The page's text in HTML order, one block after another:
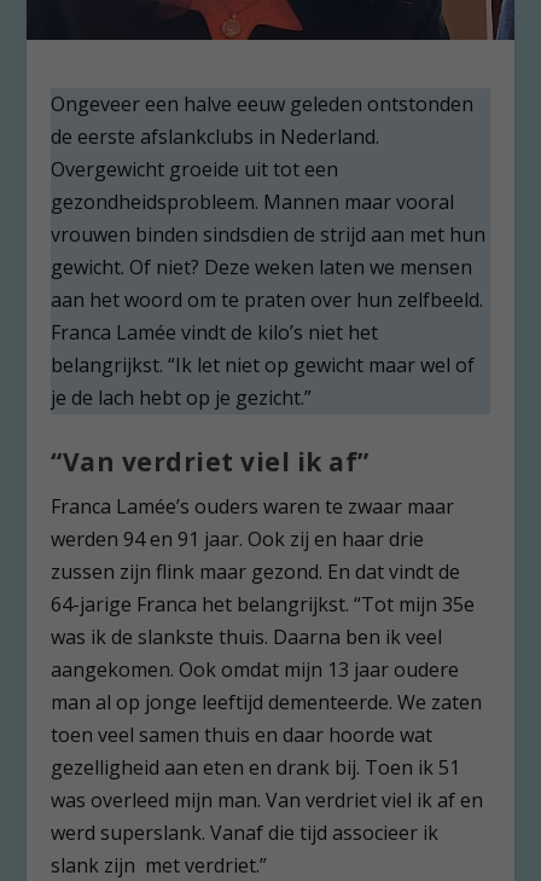
Ongeveer een halve eeuw geleden ontstonden
de eerste afslankclubs in Nederland.
Overgewicht groeide uit tot een
gezondheidsprobleem. Mannen maar vooral
vrouwen binden sindsdien de strijd aan met hun
gewicht. Of niet? Deze weken laten we mensen
aan het woord om te praten over hun zelfbeeld.
Franca Lamée vindt de kilo’s niet het
belangrijkst. “Ik let niet op gewicht maar wel of
je de lach hebt op je gezicht.”
“Van verdriet viel ik af”
Franca Lamée’s ouders waren te zwaar maar
werden 94 en 91 jaar. Ook zij en haar drie
zussen zijn flink maar gezond. En dat vindt de
64-jarige Franca het belangrijkst. “Tot mijn 35e
was ik de slankste thuis. Daarna ben ik veel
aangekomen. Ook omdat mijn 13 jaar oudere
man al op jonge leeftijd dementeerde. We zaten
toen veel samen thuis en daar hoorde wat
gezelligheid aan eten en drank bij. Toen ik 51
was overleed mijn man. Van verdriet viel ik af en
werd superslank. Vanaf die tijd associeer ik
slank zijn met verdriet.”